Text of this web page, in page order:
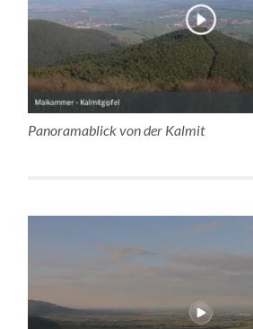
Panoramablick von der Kalmit